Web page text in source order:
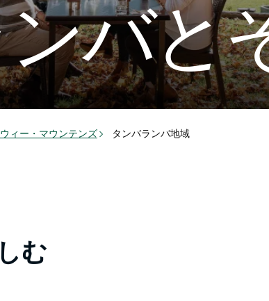
バと
ィー・マウンテンズ タンバランバ地域
む